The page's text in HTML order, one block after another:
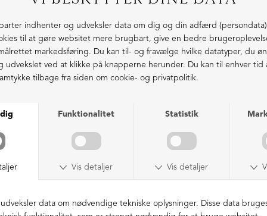
DKK 1.599,00
DKK 2.699,00